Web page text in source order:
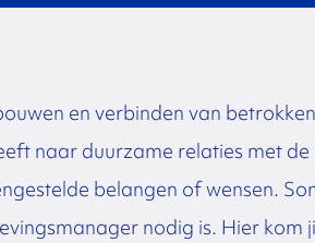
en verbinden van
naar duurzame relaties met
belangen of wensen.
nodig is. Hier kom